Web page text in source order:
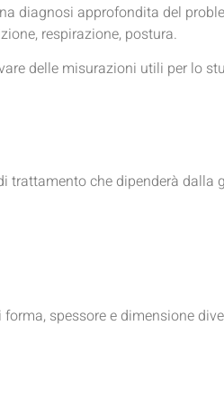
diagnosi approfondita del
respirazione, postura.
delle misurazioni utili per lo
trattamento che dipenderà dalla
spessore e dimensione